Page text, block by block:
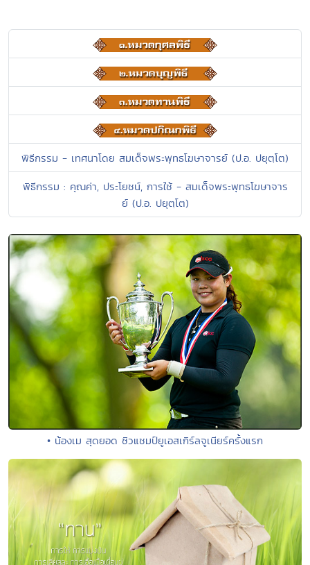
พิธีกรรม - เทศนาโดย สมเด็จพระพุทธโฆษาจารย์ (ป.อ. ปยุตฺโต)
พิธีกรรม : คุณค่า, ประโยชน์, การใช้ - สมเด็จพระพุทธโฆษาจาร
ย์ (ป.อ. ปยุตฺโต)
• น้องเม สุดยอด ซิวแชมป์ยูเอสเกิร์ลจูเนียร์ครั้งแรก